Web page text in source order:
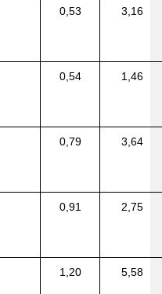
0,53 3,16
0,54 1,46
0,79 3,64
0,91 2,75
1,20 5,58